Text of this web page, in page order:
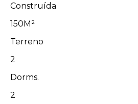
Construída
150M²
Terreno
2
Dorms.
2